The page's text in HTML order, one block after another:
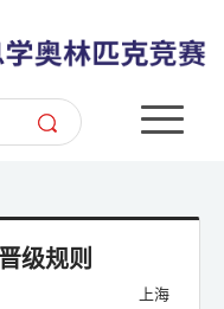
级规则
上海